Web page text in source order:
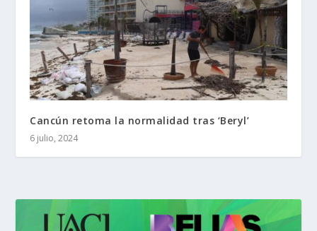
Cancún retoma la normalidad tras ‘Beryl’
6 julio, 2024